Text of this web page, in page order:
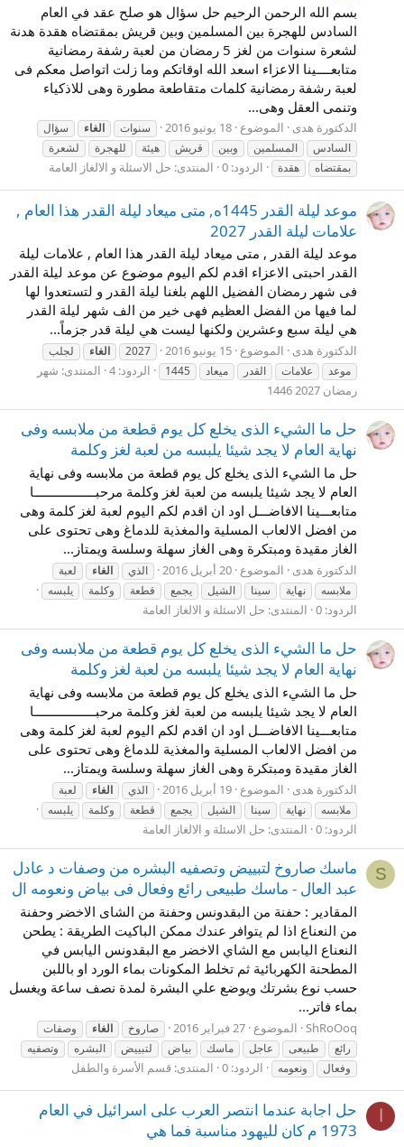
بسم الله الرحمن الرحيم حل سؤال هو صلح عقد في العام
السادس للهجرة بين المسلمين وبين قريش بمقتضاه هقدة هدنة
لشعرة سنوات من لغز 5 رمضان من لعبة رشفة رمضانية
متابعــــينا الاعزاء اسعد الله اوقاتكم وما زلت اتواصل معكم فى
لعبة رشفة رمضانية كلمات متقاطعة مطورة وهى للاذكياء
وتنمى العقل وهى...
الدكتورة هدى الموضوع 18 يونيو 2016 سنوات الغاء
سؤال
السادس
المسلمين وبين قريش هيئة للهجرة
لشعرة
بمقتضاه
هقدة الردود: 0 المنتدى: حل الاسئلة و الالغاز العامة
موعد ليلة القدر 1445ه, متى ميعاد ليلة القدر هذا العام ,
علامات ليلة القدر 2027
موعد ليلة القدر , متى ميعاد ليلة القدر هذا العام , علامات ليلة
القدر احبتى الاعزاء اقدم لكم اليوم موضوع عن موعد ليلة القدر
فى شهر رمضان الفضيل اللهم بلغنا ليلة القدر و لتستعدوا لها
لما فيها من الفضل العظيم فهى خير من الف شهر ليلة القدر
هي ليلة سبع وعشرين ولكنها ليست هي ليلة قدر جزماً...
الدكتورة هدى الموضوع 15 يونيو 2016 2027 الغاء
لجلب
موعد
علامات القدر ميعاد 1445 الردود: 4 المنتدى: شهر
رمضان 2027 1446
حل ما الشيء الذى يخلع كل يوم قطعة من ملابسه وفى
نهاية العام لا يجد شيئا يلبسه من لعبة لغز وكلمة
حل ما الشيء الذى يخلع كل يوم قطعة من ملابسه وفى نهاية
العام لا يجد شيئا يلبسه من لعبة لغز وكلمة مرحبـــــــــــــــــا
متابعـــينا الافاضـــل اود ان اقدم لكم اليوم لعبة لغز كلمة وهى
من افضل الالعاب المسلية والمغذية للدماغ وهى تحتوى على
الغاز مقيدة ومبتكرة وهى الغاز سهلة وسلسة ويمتاز...
الدكتورة هدى الموضوع 20 أبريل 2016 الذي الغاء
لعبة
ملابسه
نهاية سينا الشيل يجمع قطعة وكلمة يلبسه
الردود: 0 المنتدى: حل الاسئلة و الالغاز العامة
حل ما الشيء الذى يخلع كل يوم قطعة من ملابسه وفى
نهاية العام لا يجد شيئا يلبسه من لعبة لغز وكلمة
حل ما الشيء الذى يخلع كل يوم قطعة من ملابسه وفى نهاية
العام لا يجد شيئا يلبسه من لعبة لغز وكلمة مرحبـــــــــــــــــا
متابعـــينا الافاضـــل اود ان اقدم لكم اليوم لعبة لغز كلمة وهى
من افضل الالعاب المسلية والمغذية للدماغ وهى تحتوى على
الغاز مقيدة ومبتكرة وهى الغاز سهلة وسلسة ويمتاز...
الدكتورة هدى الموضوع 19 أبريل 2016 الذي الغاء
لعبة
ملابسه
نهاية سينا الشيل يجمع قطعة وكلمة يلبسه
الردود: 0 المنتدى: حل الاسئلة و الالغاز العامة
S
ماسك صاروخ لتبييض وتصفيه البشره من وصفات د عادل
عبد العال - ماسك طبيعى رائع وفعال فى بياض ونعومه ال
المقادير : حفنة من البقدونس وحفنة من الشاى الاخضر وحفنة
من النعناع اذا لم يتوافر عندك ممكن الباكيت الطريقة : يطحن
النعناع اليابس مع الشاي الاخضر مع البقدونس اليابس في
المطحنة الكهربائية ثم تخلط المكونات بماء الورد او باللبن
حسب نوع بشرتك ويوضع علي البشرة لمدة نصف ساعة ويغسل
بماء فاتر...
ShRoOoq الموضوع 27 فبراير 2016 صاروخ الغاء
وصفات
رائع
طبيعى عاجل ماسك بياض لتبييض البشره
وتصفيه
وفعال
ونعومه الردود: 0 المنتدى: قسم الأسرة والطفل
حل اجابة عندما انتصر العرب على اسرائيل في العام
1973 م كان لليهود مناسبة فما هي